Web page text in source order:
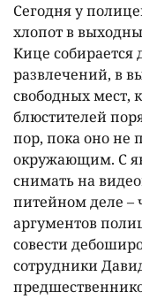
Сегодня у
хлопот в
Кице собирается
развлечений, в
свободных мест,
блюстителей
пор, пока оно не
окружающим. С
снимать на
питейном деле –
аргументов
совести
сотрудники